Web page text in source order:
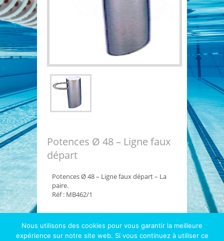
Potences Ø 48 – Ligne faux
départ
Potences Ø 48 – Ligne faux départ – La
paire.
Réf : MB462/1
Nous utilisons des cookies pour vous garantir la meilleure
expérience sur notre site web. Si vous continuez à utiliser ce